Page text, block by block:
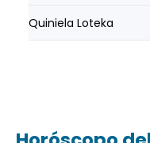
Quiniela Loteka